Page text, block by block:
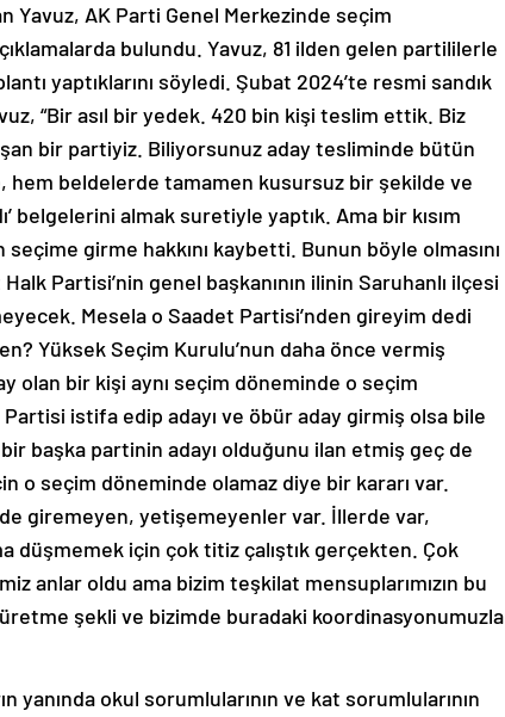
Yavuz, AK Parti Genel Merkezinde seçim
bulundu. Yavuz, 81 ilden gelen partililerle
yaptıklarını söyledi. Şubat 2024’te resmi sandık
“Bir asıl bir yedek. 420 bin kişi teslim ettik. Biz
bir partiyiz. Biliyorsunuz aday tesliminde bütün
beldelerde tamamen kusursuz bir şekilde ve
belgelerini almak suretiyle yaptık. Ama bir kısım
seçime girme hakkını kaybetti. Bunun böyle olmasını
Partisi’nin genel başkanının ilinin Saruhanlı ilçesi
Mesela o Saadet Partisi’nden gireyim dedi
Yüksek Seçim Kurulu’nun daha önce vermiş
olan bir kişi aynı seçim döneminde o seçim
istifa edip adayı ve öbür aday girmiş olsa bile
başka partinin adayı olduğunu ilan etmiş geç de
o seçim döneminde olamaz diye bir kararı var.
giremeyen, yetişemeyenler var. İllerde var,
düşmemek için çok titiz çalıştık gerçekten. Çok
anlar oldu ama bizim teşkilat mensuplarımızın bu
şekli ve bizimde buradaki koordinasyonumuzla
okul sorumlularının ve kat sorumlularının